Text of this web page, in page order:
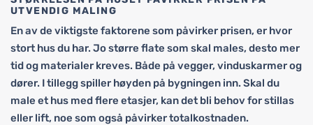
UTVENDIG MALING
En av de viktigste faktorene som påvirker prisen, er hvor
stort hus du har. Jo større flate som skal males, desto mer
tid og materialer kreves. Både på vegger, vinduskarmer og
dører. I tillegg spiller høyden på bygningen inn. Skal du
male et hus med flere etasjer, kan det bli behov for stillas
eller lift, noe som også påvirker totalkostnaden.